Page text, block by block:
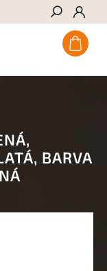
Hledat
BARVA